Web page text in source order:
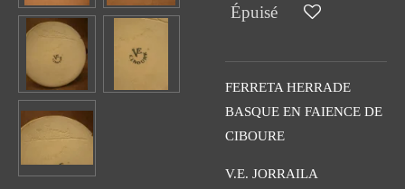
Épuisé
FERRETA HERRADE
BASQUE EN FAIENCE DE
CIBOURE
V.E. JORRAILA